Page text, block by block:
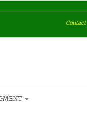
Contact